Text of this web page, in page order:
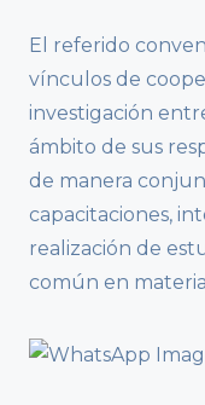
El referido
vínculos de
investigación
ámbito de sus
de manera
capacitaciones,
realización de
común en